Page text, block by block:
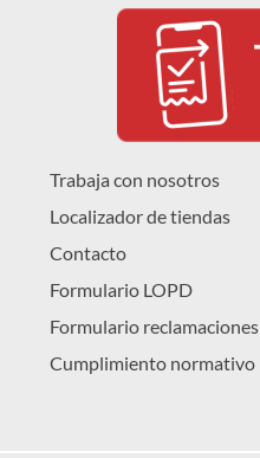
Trabaja con nosotros
Localizador de tiendas
Contacto
Formulario LOPD
Formulario reclamaciones
Cumplimiento normativo